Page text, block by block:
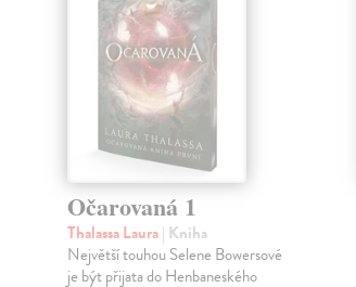
Očarovaná 1
Thalassa Laura| Kniha
Největší touhou Selene Bowersové
je být přijata do Henbaneského